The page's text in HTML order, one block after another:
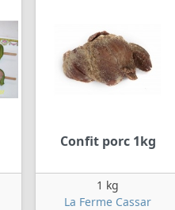
Confit porc 1kg
1 kg
La Ferme Cassar